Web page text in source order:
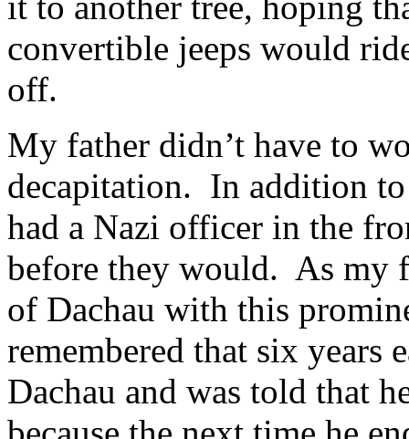
convertible jeeps would
off.
My father didn’t have to
decapitation. In addition
had a Nazi officer in the
before they would. As my
of Dachau with this
remembered that six years
Dachau and was told that